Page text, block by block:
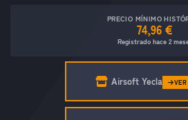
PRECIO MÍNIMO
74,96 €
Registrado hace 2
Airsoft Yecla